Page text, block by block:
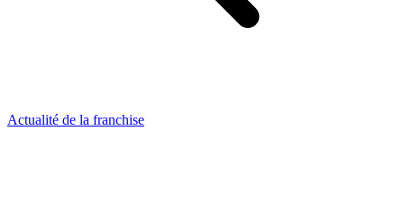
Actualité de la franchise